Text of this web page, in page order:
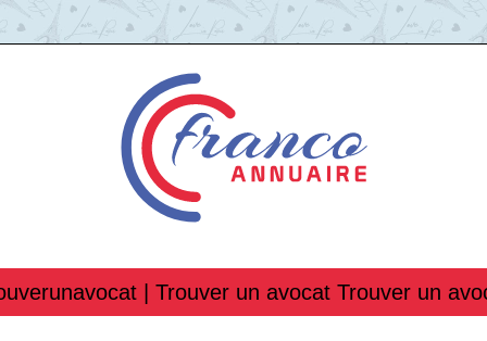
| Trouver un avocat Trouver un